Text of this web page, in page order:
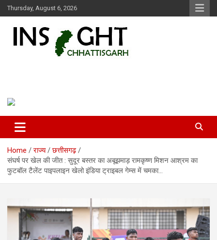
Skip
to
Thursday, August 6, 2026
Home राज्य
छत्तीसगढ़
संघर्ष पर खेल की जीत : सुदूर बस्तर का अबूझमाड़ रामकृष्ण मिशन आश्रम का
फुटबॉल टैलेंट पाइपलाइन खेलो इंडिया ट्राइबल गेम्स में चमका…